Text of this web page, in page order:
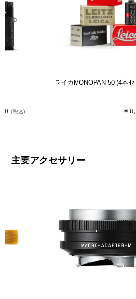
(税込)
ライカMONOPAN 50 (4本セ
￥
主要アクセサリー